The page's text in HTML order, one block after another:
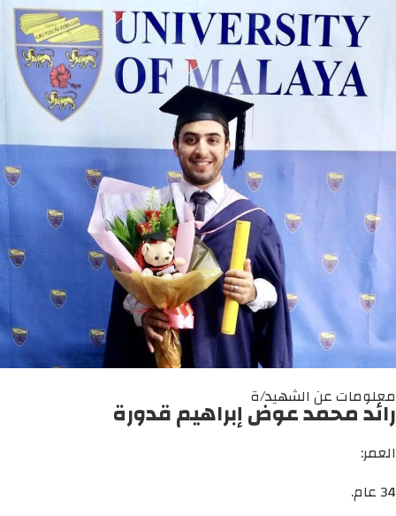
معلومات عن الشهيد/ة
رائد محمد عوض إبراهيم قدورة
العمر:
34 عام.